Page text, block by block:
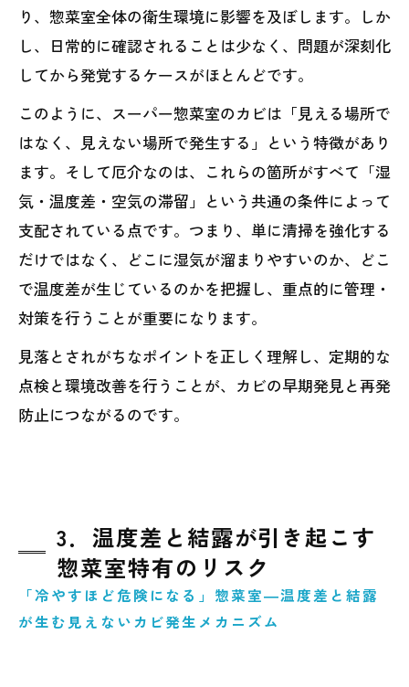
り、惣菜室全体の衛生環境に影響を及ぼします。しか
し、日常的に確認されることは少なく、問題が深刻化
してから発覚するケースがほとんどです。
このように、スーパー惣菜室のカビは「見える場所で
はなく、見えない場所で発生する」という特徴があり
ます。そして厄介なのは、これらの箇所がすべて「湿
気・温度差・空気の滞留」という共通の条件によって
支配されている点です。つまり、単に清掃を強化する
だけではなく、どこに湿気が溜まりやすいのか、どこ
で温度差が生じているのかを把握し、重点的に管理・
対策を行うことが重要になります。
見落とされがちなポイントを正しく理解し、定期的な
点検と環境改善を行うことが、カビの早期発見と再発
防止につながるのです。
3．温度差と結露が引き起こす
惣菜室特有のリスク
「冷やすほど危険になる」惣菜室―温度差と結露
が生む見えないカビ発生メカニズム